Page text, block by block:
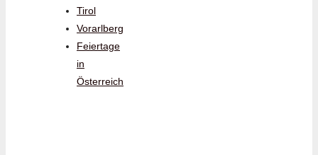
Tirol
Vorarlberg
Feiertage
in
Österreich